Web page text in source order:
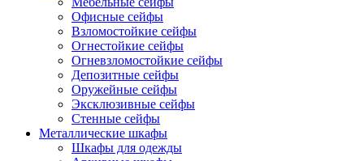
Офисные сейфы
Взломостойкие сейфы
Огнестойкие сейфы
Огневзломостойкие сейфы
Депозитные сейфы
Оружейные сейфы
Эксклюзивные сейфы
Стенные сейфы
Металлические шкафы
Шкафы для одежды